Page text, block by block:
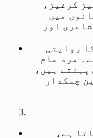
کرغیز،
میں
اور
روایتی
مرد عام
ہیں،
چمکدار
ہے،